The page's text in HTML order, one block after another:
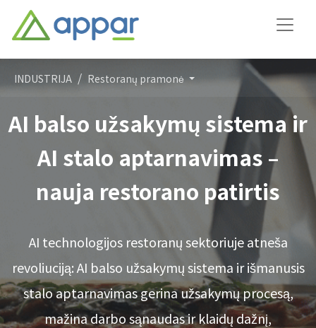
INDUSTRIJA Restoranų pramonė
AI balso užsakymų sistema ir
AI stalo aptarnavimas –
nauja restorano patirtis
AI technologijos restoranų sektoriuje atneša
revoliuciją: AI balso užsakymų sistema ir išmanusis
stalo aptarnavimas gerina užsakymų procesą,
mažina darbo sąnaudas ir klaidų dažnį,